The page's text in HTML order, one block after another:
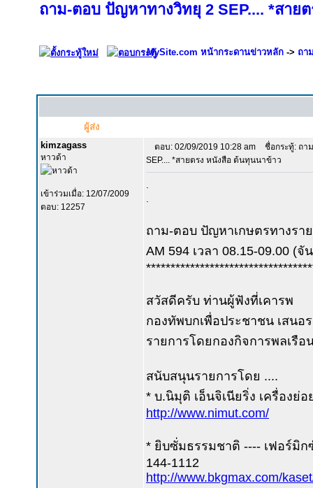
ถาม-ตอบ ปัญหาทางวิทยุ 2 SEP.... *สาย
MySite.com หน้ากระดานข่าวหลัก -> ถา
ผู้ส่ง
kimzagass
หาวด้า
เข้าร่วมเมื่อ: 12/07/2009
ตอบ: 12257
ตอบ: 02/09/2019 10:28 am
ชื่อกระทู้: ถา
SEP.... *สายตรง หนังสือ ต้นทุนนาข้าว
ถาม-ตอบ ปัญหาเกษตรทางรา
AM 594 เวลา 08.15-09.00 (จั
สวัสดีครับ ท่านผู้ฟังที่เคารพ
กองทัพบกเพื่อประชาชน เสนอ
รายการโดยกองกิจการพลเรื
สนับสนุนรายการโดย ....
* บ.นิมุติ เอ็นจิเนียริ่ง เครื่องย่
http://www.nimut.com/
* ยิบซั่มธรรมชาติ ---- เฟอร์มิ
144-1112
http://www.bkgmax.com/